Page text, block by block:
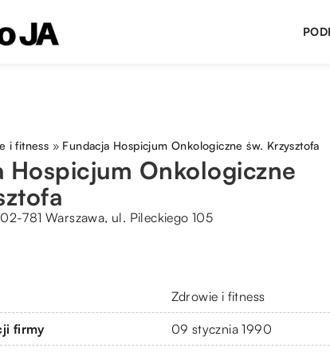
i fitness » Fundacja Hospicjum Onkologiczne św. Krzysztofa
Hospicjum Onkologiczne
781 Warszawa, ul. Pileckiego 105
Zdrowie i fitness
firmy 09 stycznia 1990